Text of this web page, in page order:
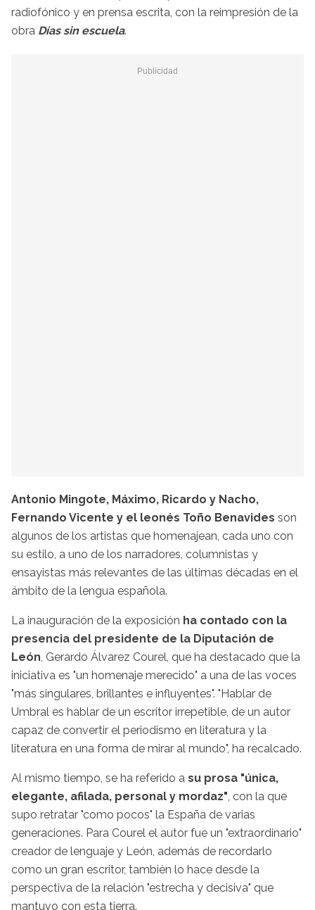
radiofónico y en prensa escrita, con la reimpresión de la
obra Días sin escuela.
Antonio Mingote, Máximo, Ricardo y Nacho,
Fernando Vicente y el leonés Toño Benavides son
algunos de los artistas que homenajean, cada uno con
su estilo, a uno de los narradores, columnistas y
ensayistas más relevantes de las últimas décadas en el
ámbito de la lengua española.
La inauguración de la exposición ha contado con la
presencia del presidente de la Diputación de
León, Gerardo Álvarez Courel, que ha destacado que la
iniciativa es "un homenaje merecido" a una de las voces
"más singulares, brillantes e influyentes". "Hablar de
Umbral es hablar de un escritor irrepetible, de un autor
capaz de convertir el periodismo en literatura y la
literatura en una forma de mirar al mundo", ha recalcado.
Al mismo tiempo, se ha referido a su prosa "única,
elegante, afilada, personal y mordaz", con la que
supo retratar "como pocos" la España de varias
generaciones. Para Courel el autor fue un "extraordinario"
creador de lenguaje y León, además de recordarlo
como un gran escritor, también lo hace desde la
perspectiva de la relación "estrecha y decisiva" que
mantuvo con esta tierra.